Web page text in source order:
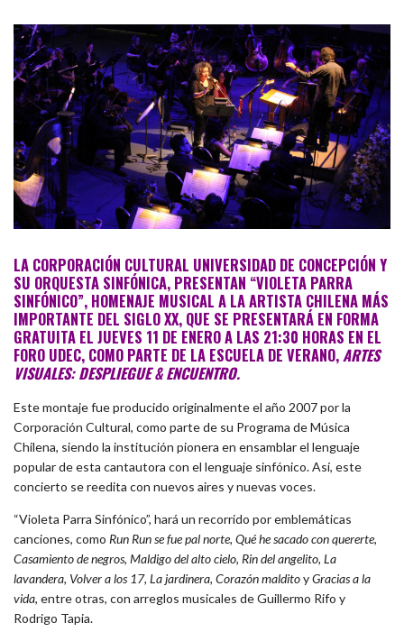
LA CORPORACIÓN CULTURAL UNIVERSIDAD DE CONCEPCIÓN Y
SU ORQUESTA SINFÓNICA, PRESENTAN “VIOLETA PARRA
SINFÓNICO”, HOMENAJE MUSICAL A LA ARTISTA CHILENA MÁS
IMPORTANTE DEL SIGLO XX, QUE SE PRESENTARÁ EN FORMA
GRATUITA EL JUEVES 11 DE ENERO A LAS 21:30 HORAS EN EL
FORO UDEC, COMO PARTE DE LA ESCUELA DE VERANO,ARTES
VISUALES: DESPLIEGUE & ENCUENTRO.
Este montaje fue producido originalmente el año 2007 por la
Corporación Cultural, como parte de su Programa de Música
Chilena, siendo la institución pionera en ensamblar el lenguaje
popular de esta cantautora con el lenguaje sinfónico. Así, este
concierto se reedita con nuevos aires y nuevas voces.
“Violeta Parra Sinfónico”, hará un recorrido por emblemáticas
canciones, como Run Run se fue pal norte, Qué he sacado con quererte,
Casamiento de negros, Maldigo del alto cielo, Rin del angelito, La
lavandera, Volver a los 17, La jardinera, Corazón malditoyGracias a la
vida, entre otras, con arreglos musicales de Guillermo Rifo y
Rodrigo Tapia.